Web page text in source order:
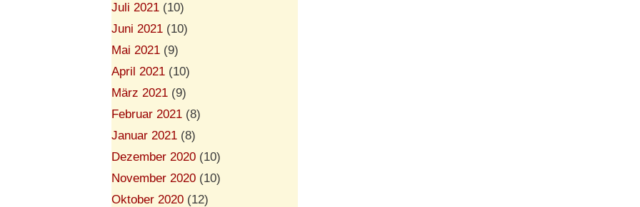
Juli 2021 (10)
Juni 2021 (10)
Mai 2021 (9)
April 2021 (10)
März 2021 (9)
Februar 2021 (8)
Januar 2021 (8)
Dezember 2020 (10)
November 2020 (10)
Oktober 2020 (12)